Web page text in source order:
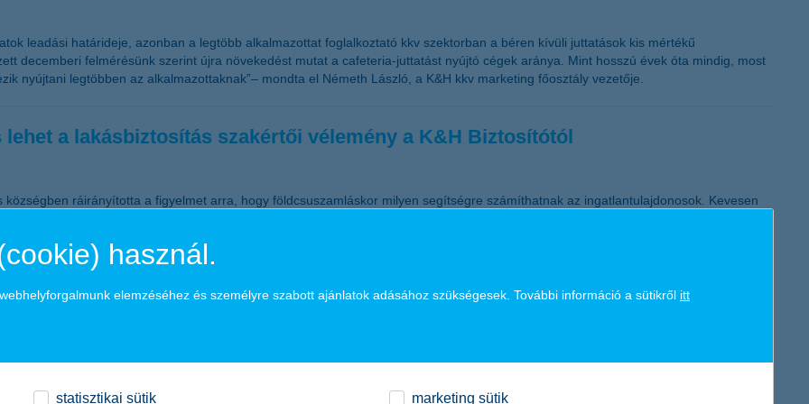
leadási határideje, azonban a legtöbb alkalmazottat foglalkoztató kkv szektorban a béren kívüli juttatások kis mértékű
decemberi felmérésünk szerint újra növekedést mutat a cafeteria-juttatást nyújtó cégek aránya. Mint hosszú évek óta mindig, most
nyújtani legtöbben az alkalmazottaknak”– mondta el Németh László, a K&H kkv marketing főosztály vezetője.
a lakásbiztosítás szakértői vélemény a K&H Biztosítótól
ráirányította a figyelmet arra, hogy földcsuszamláskor milyen segítségre számíthatnak az ingatlantulajdonosok. Kevesen
Hungary
használ.
elemzéséhez és személyre szabott ajánlatok adásához szükségesek. További információ a sütikről itt
statisztikai sütik marketing sütik